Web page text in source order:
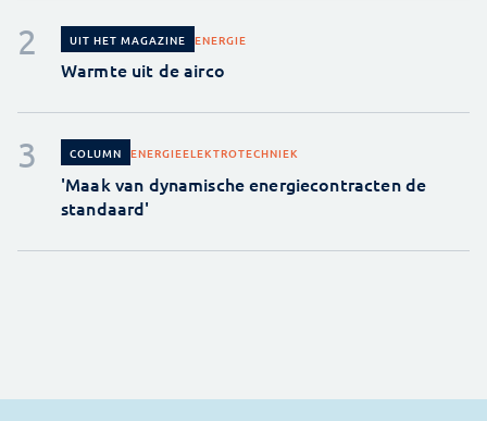
UIT HET MAGAZINE ENERGIE
Warmte uit de airco
COLUMN ENERGIEELEKTROTECHNIEK
'Maak van dynamische energiecontracten de
standaard'